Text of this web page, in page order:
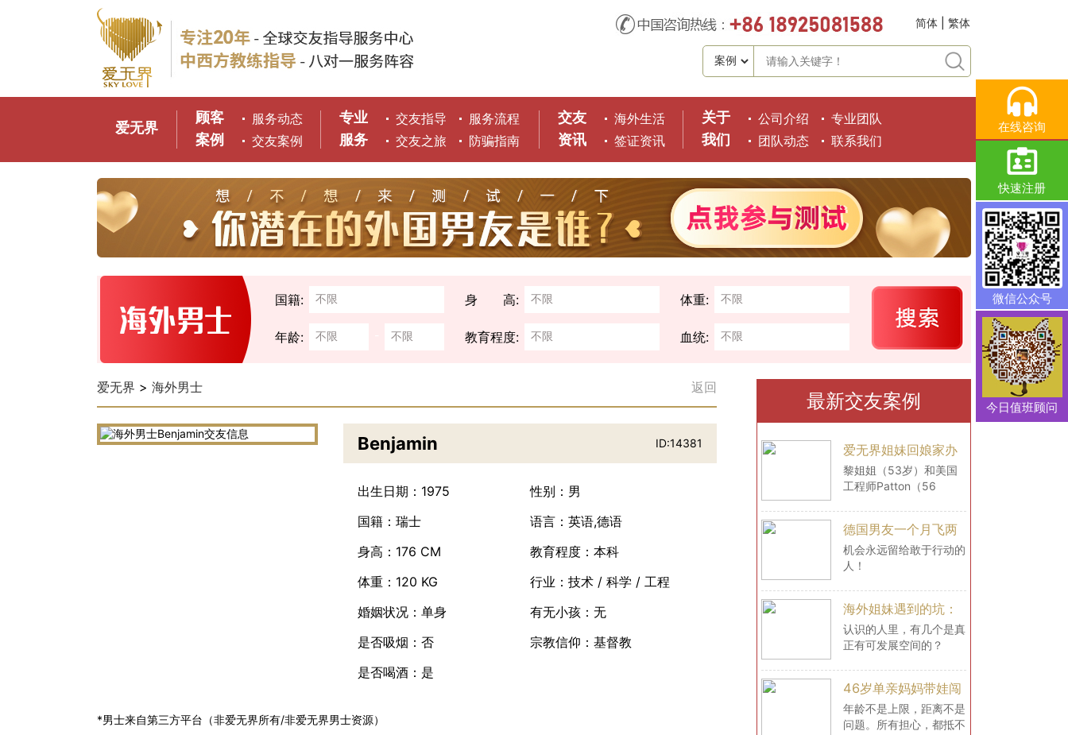
简体 繁体
爱无界
顾客
案例
服务动态
交友案例
专业
服务
交友指导
服务流程
交友之旅
防骗指南
交友
资讯
海外生活
签证资讯
关于
我们
公司介绍
专业团队
团队动态
联系我们
国籍: 身 高: 体重:
年龄: 教育程度: 血统:
爱无界 > 海外男士 返回
Benjamin ID:14381
出生日期：1975
性别：男
国籍：瑞士
语言：英语,德语
身高：176 CM
教育程度：本科
体重：120 KG
行业：技术 / 科学 / 工程
婚姻状况：单身
有无小孩：无
是否吸烟：否
宗教信仰：基督教
是否喝酒：是
*男士来自第三方平台（非爱无界所有/非爱无界男士资源）
最新交友案例
爱无界姐妹回娘家办
婚礼！她在这里收获
的，你也能拥有！
黎姐姐（53岁）和美国
工程师Patton（56
德国男友一个月飞两
次中国，送上求婚戒
指！
机会永远留给敢于行动的
人！
海外姐妹遇到的坑：
你以为的“优势”，恰
恰是绊脚石
认识的人里，有几个是真
正有可发展空间的？
46岁单亲妈妈带娃闯
法国！她说：所有担
心，都抵不过一次尝
年龄不是上限，距离不是
问题。所有担心，都抵不
在线咨询
快速注册
微信公众号
今日值班顾问